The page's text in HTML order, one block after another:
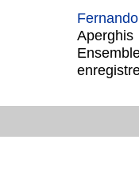
Aperghis